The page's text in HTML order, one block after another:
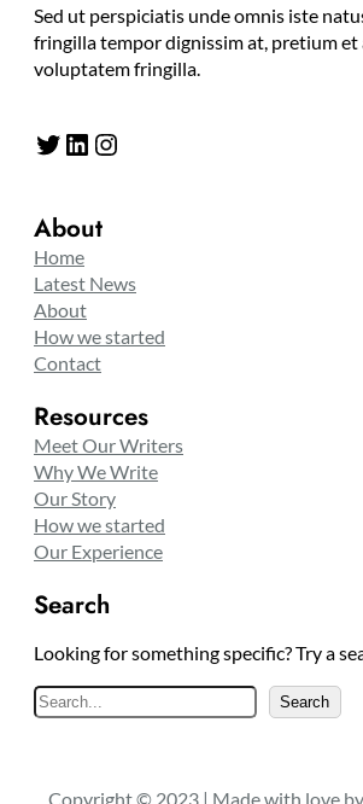
Sed ut perspiciatis unde omnis iste
fringilla tempor dignissim at, pretium et
voluptatem fringilla.
Twitter LinkedIn Instagram
About
Home
Latest News
About
How we started
Contact
Resources
Meet Our Writers
Why We Write
Our Story
How we started
Our Experience
Search
Looking for something specific? Try a
S
e
Search
Copyright © 2023 | Made with love by